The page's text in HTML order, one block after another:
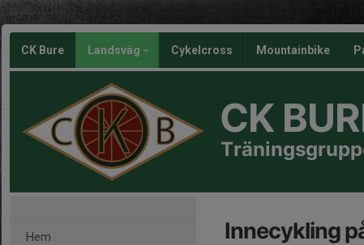
CK Bure Landsväg Cykelcross Mountainbike
CK
Hem Innecykling